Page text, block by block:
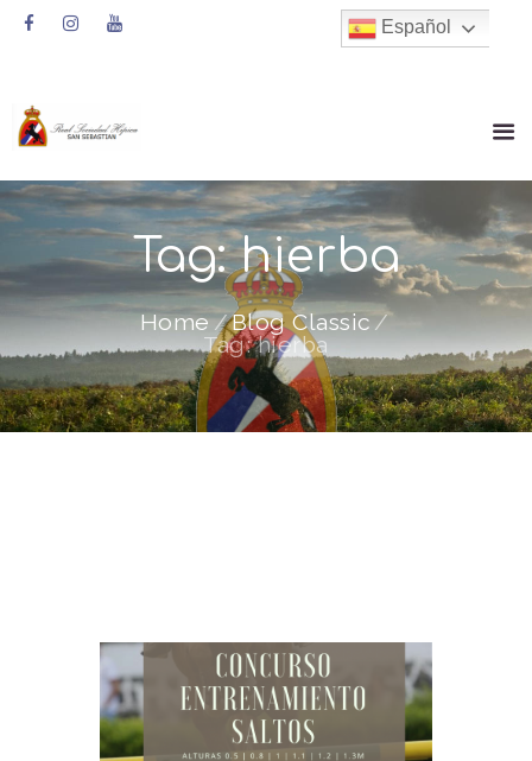
Tag: hierba
Home
Blog Classic
Tag: hierba
Español